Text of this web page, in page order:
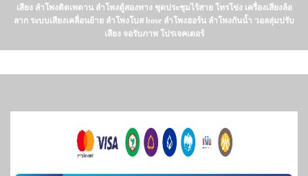
เสียง ลำโพงติดเพดาน ลำโพงตู้สองทาง ชุดประชุมไร้สาย โทรโข่ง เครื่องเสียงล้อ
ลาก ระบบเสียงเคลื่อนย้าย ลำโพงโบส bose ลำโพงฮอร์น ลำโพงกันน้ำ วอลลุ่มปรับ
เสียง จอรับภาพ โปรเจคเตอร์